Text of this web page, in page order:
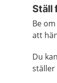
Ställ
Be
att
Du
ställer